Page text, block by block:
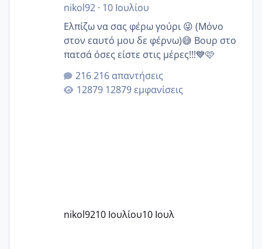
nikol92· 10 Ιουλίου
Ελπίζω να σας φέρω γούρι 😜 (Μόνο
στον εαυτό μου δε φέρνω)😅 Βουρ στο
πατσά όσες είστε στις μέρες!!!💙🩷
216 απαντήσεις
12879 εμφανίσεις
nikol9210 Ιουλίου10 Ιουλ